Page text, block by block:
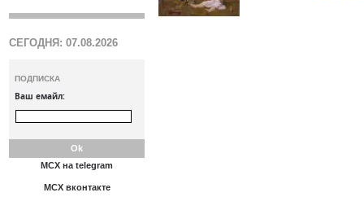
СЕГОДНЯ: 07.08.2026
ПОДПИСКА
Ваш емайл:
МСХ на telegram
МСХ вконтакте